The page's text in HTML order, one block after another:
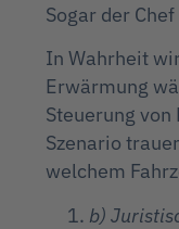
Sogar der
In Wahrheit
Erwärmung
Steuerung
Szenario
welchem
b)